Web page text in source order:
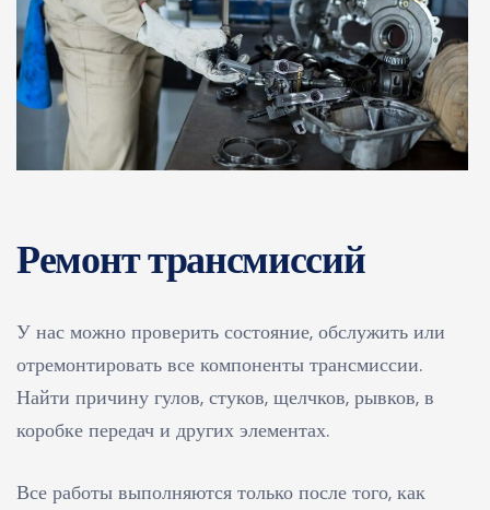
Ремонт трансмиссий
У нас можно проверить состояние, обслужить или
отремонтировать все компоненты трансмиссии.
Найти причину гулов, стуков, щелчков, рывков, в
коробке передач и других элементах.
Все работы выполняются только после того, как